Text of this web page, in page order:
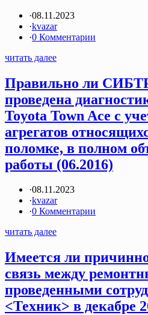
·08.11.2023
·kvazar
·0 Комментарии
читать далее
Правильно ли
проведена
Toyota Town Ace с
агрегатов
поломке, в полном
работы (06.2016)
·08.11.2023
·kvazar
·0 Комментарии
читать далее
Имеется ли
связь между
проведенными
<Техник> в декабре